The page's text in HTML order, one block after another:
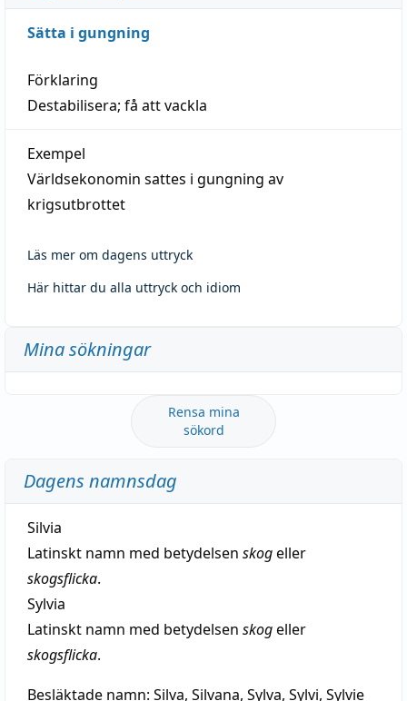
Sätta i gungning
Förklaring
Destabilisera; få att vackla
Exempel
Världsekonomin sattes i gungning av
krigsutbrottet
Läs mer om dagens uttryck
Här hittar du alla uttryck och idiom
Mina sökningar
Rensa mina
sökord
Dagens namnsdag
Silvia
Latinskt namn med betydelsen skogeller
skogsflicka.
Sylvia
Latinskt namn med betydelsen skogeller
skogsflicka.
Besläktade namn: Silva, Silvana, Sylva, Sylvi, Sylvie